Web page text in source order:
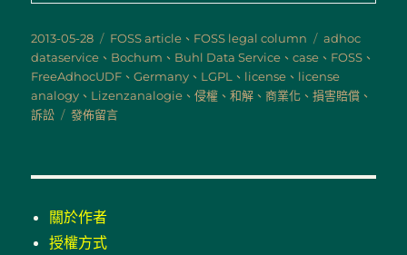
發
佈
日
期:
2013-05-28
分
類
FOSS article 、 FOSS legal column
標
籤
adhoc
dataservice 、 Bochum 、 Buhl Data Service 、case 、 FOSS 、
FreeAdhocUDF 、Germany 、 LGPL 、 license 、 license
analogy 、 Lizenzanalogie 、侵權 、和解 、商業化 、損害賠償 、
訴訟
在
案
例
解
發佈留言
關於作者
授權方式